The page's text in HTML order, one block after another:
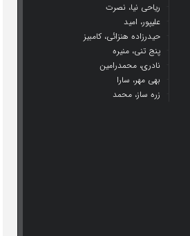
ریاحی نیا، نصرت
علیپور، امید
حیدرزاده هنزائی، کامبیز
پنج تنی، منیره
نادری، محمدرامین
بهی مهر، سارا
زره ساز، محمد